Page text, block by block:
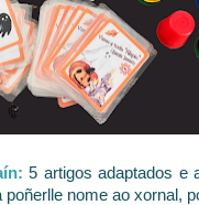
5 artigos adaptados e
poñerlle nome ao xornal,